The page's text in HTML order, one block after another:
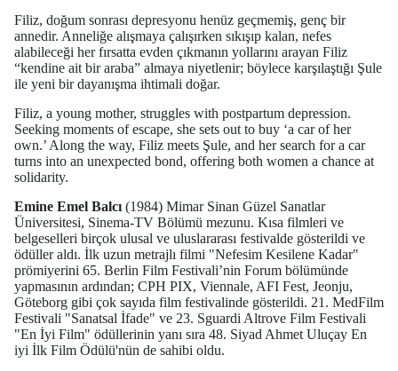
Filiz, doğum sonrası depresyonu henüz geçmemiş, genç bir
annedir. Anneliğe alışmaya çalışırken sıkışıp kalan, nefes
alabileceği her fırsatta evden çıkmanın yollarını arayan Filiz
“kendine ait bir araba” almaya niyetlenir; böylece karşılaştığı Şule
ile yeni bir dayanışma ihtimali doğar.
Filiz, a young mother, struggles with postpartum depression.
Seeking moments of escape, she sets out to buy ‘a car of her
own.’ Along the way, Filiz meets Şule, and her search for a car
turns into an unexpected bond, offering both women a chance at
solidarity.
Emine Emel Balcı (1984) Mimar Sinan Güzel Sanatlar
Üniversitesi, Sinema-TV Bölümü mezunu. Kısa filmleri ve
belgeselleri birçok ulusal ve uluslararası festivalde gösterildi ve
ödüller aldı. İlk uzun metrajlı filmi "Nefesim Kesilene Kadar"
prömiyerini 65. Berlin Film Festivali’nin Forum bölümünde
yapmasının ardından; CPH PIX, Viennale, AFI Fest, Jeonju,
Göteborg gibi çok sayıda film festivalinde gösterildi. 21. MedFilm
Festivali "Sanatsal İfade" ve 23. Sguardi Altrove Film Festivali
"En İyi Film" ödüllerinin yanı sıra 48. Siyad Ahmet Uluçay En
iyi İlk Film Ödülü'nün de sahibi oldu.